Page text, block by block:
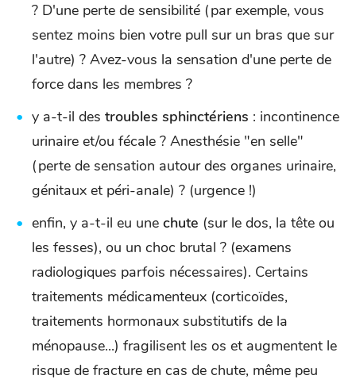
? D'une perte de sensibilité (par exemple, vous
sentez moins bien votre pull sur un bras que sur
l'autre) ? Avez-vous la sensation d'une perte de
force dans les membres ?
y a-t-il des troubles sphinctériens : incontinence
urinaire et/ou fécale ? Anesthésie "en selle"
(perte de sensation autour des organes urinaire,
génitaux et péri-anale) ? (urgence !)
enfin, y a-t-il eu une chute (sur le dos, la tête ou
les fesses), ou un choc brutal ? (examens
radiologiques parfois nécessaires). Certains
traitements médicamenteux (corticoïdes,
traitements hormonaux substitutifs de la
ménopause...) fragilisent les os et augmentent le
risque de fracture en cas de chute, même peu